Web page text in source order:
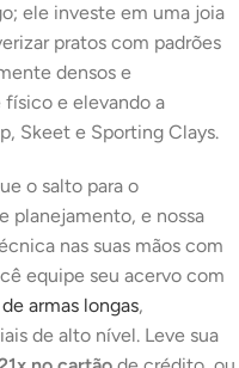
ele investe em uma joia
pratos com padrões
densos e
e elevando a
Skeet e Sporting Clays.
o salto para o
planejamento, e nossa
nas suas mãos com
equipe seu acervo com
armas longas,
de alto nível. Leve sua